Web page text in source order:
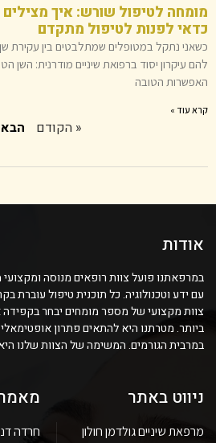
מומחה לטיפול שורש: איך
כדאי לפנות לטיפול מתקדם
כשאני נתקל במטופלים שמתלבטים בין עקירת
להם עיקרון יסוד ברפואת שיניים מודרנית: השן
האפשרות הטובה
קרא עוד »
« הקודם
אודות
במרפאתנו פועל צוות רופאים מנוסה ומקצועי
עם ידע וטכנולוגיה. כל תוכנית טיפול עוברת
צוות מקצועי של מספר מומחים יבחר
ביותר. מטרתנו היא להתאים פתרון
במרבית הגורמים. המשימה של הצוות שלנו
ניווט באתר
מרפאת שיניים גולדמן חולון
חרדה